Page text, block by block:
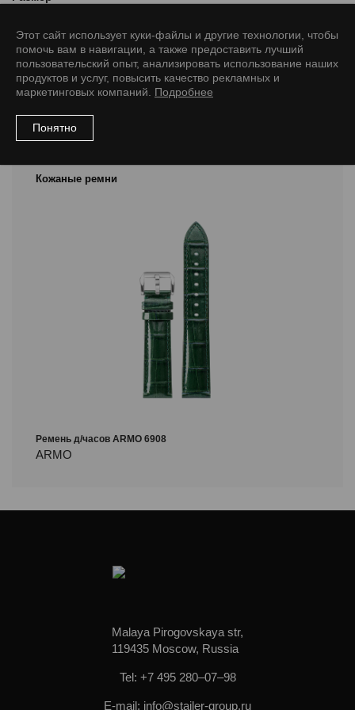
Рекомендуемые товары
Кожаные ремни
Ремень д/часов ARMO 6908
ARMO
Этот сайт использует куки-файлы и другие технологии, чтобы
помочь вам в навигации, а также предоставить лучший
пользовательский опыт, анализировать использование наших
продуктов и услуг, повысить качество рекламных и
маркетинговых компаний. Подробнее
Понятно
Malaya Pirogovskaya str,
119435 Moscow, Russia
Tel: +7 495 280–07–98
E-mail: info@stailer-group.ru